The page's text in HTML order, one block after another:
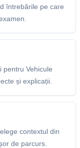
întrebările pe care
pentru Vehicule
și explicații.
contextul din
de parcurs.